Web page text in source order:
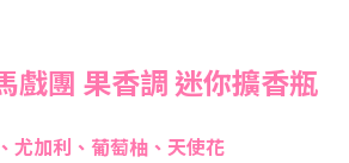
戲團 果香調 迷你擴香瓶
尤加利、葡萄柚、天使花